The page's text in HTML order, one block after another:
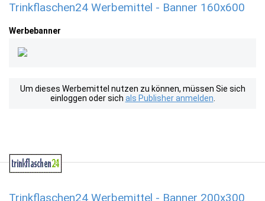
Trinkflaschen24 Werbemittel - Banner 160x600
Werbebanner
Um dieses Werbemittel nutzen zu können, müssen Sie sich
einloggen oder sich als Publisher anmelden
Trinkflaschen24 Werbemittel - Banner 200x300